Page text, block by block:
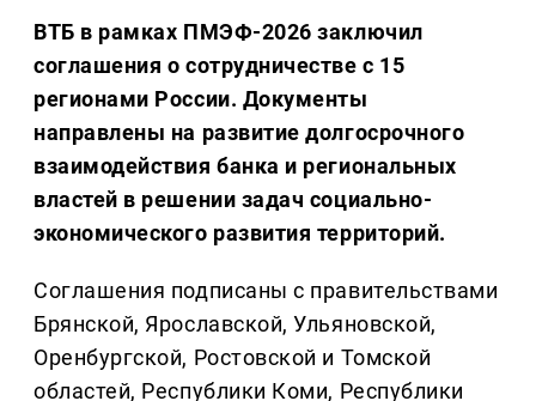
ВТБ в рамках ПМЭФ-2026 заключил
соглашения о сотрудничестве с 15
регионами России. Документы
направлены на развитие долгосрочного
взаимодействия банка и региональных
властей в решении задач социально-
экономического развития территорий.
Соглашения подписаны с правительствами
Брянской, Ярославской, Ульяновской,
Оренбургской, Ростовской и Томской
областей, Республики Коми, Республики